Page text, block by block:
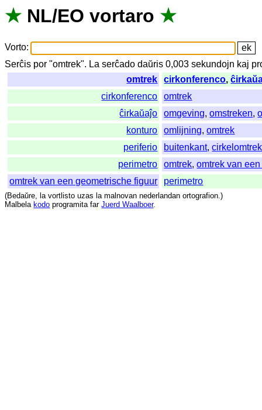
★ NL/EO vortaro ★
Vorto:
Serĉis por "omtrek". La serĉado daŭris 0,003sekundojn kaj
omtrek
cirkonferenco,
cirkonferenco
omtrek
ĉirkaŭaĵo
omgeving,omstreken,
konturo
omlijning,omtrek
periferio
buitenkant,cirkelomtrek
perimetro
omtrek,omtrek van
omtrek van een geometrische figuur
perimetro
(Bedaŭre, la vortlisto uzas la malnovan nederlandan ortografion.)
Malbela kodo programita far Juerd Waalboer.